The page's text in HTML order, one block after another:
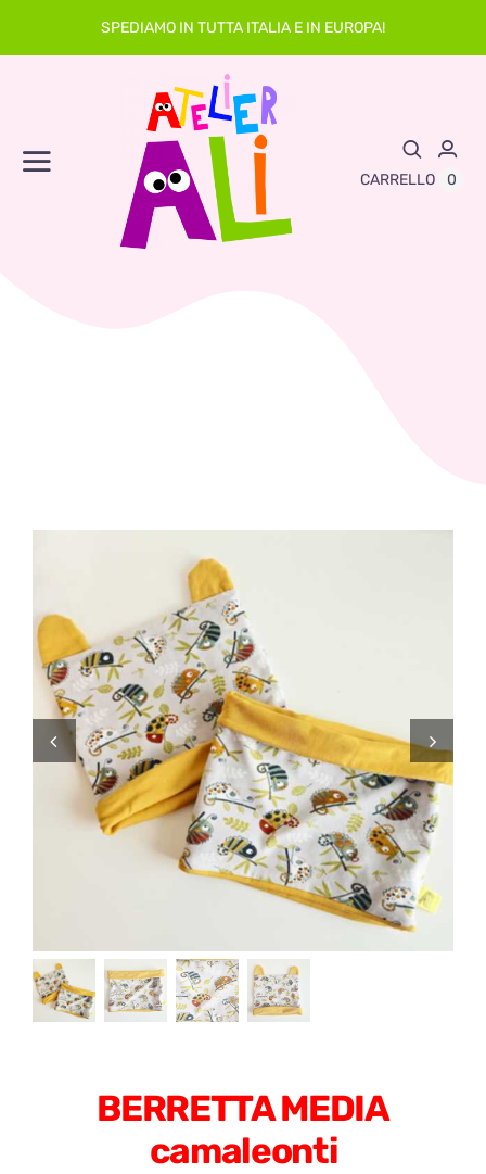
SPEDIAMO IN TUTTA ITALIA E IN EUROPA!
Toggle
Navigation Abbigliamento
Pupazzi
Lista Nascita
Blog
Eventi
Spedizioni
CARRELLO 0
BERRETTA MEDIA
camaleonti